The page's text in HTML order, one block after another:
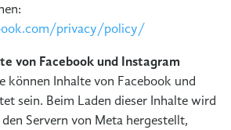
privacy/policy/
von Facebook und Instagram
können Inhalte von Facebook und
sein. Beim Laden dieser Inhalte wird
Servern von Meta hergestellt,